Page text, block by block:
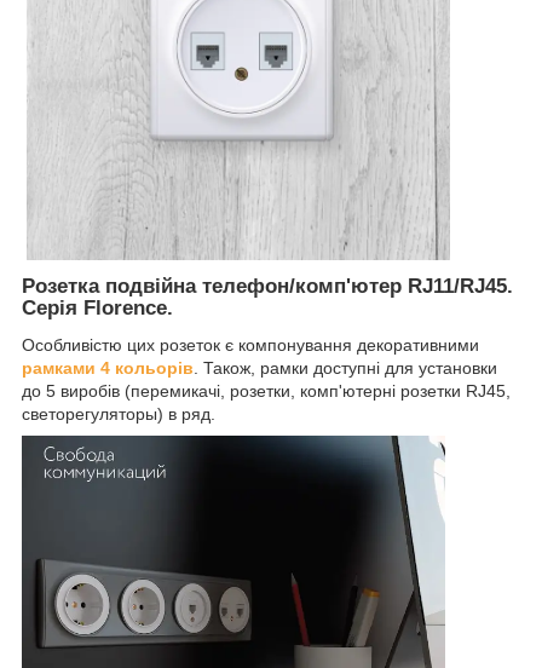
Розетка подвійна телефон/комп'ютер RJ11/RJ45.
Серія Florence.
Особливістю цих розеток є компонування декоративними
рамками 4 кольорів. Також, рамки доступні для установки
до 5 виробів (перемикачі, розетки, комп'ютерні розетки RJ45,
светорегуляторы) в ряд.